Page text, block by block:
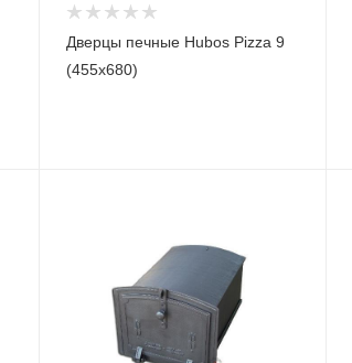
Дверцы печные Hubos Pizza 9
(455х680)